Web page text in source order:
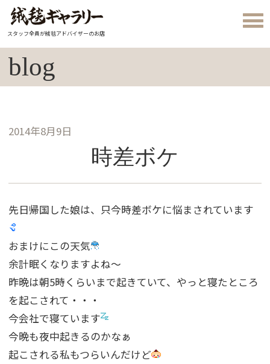
スタッフ全員が絨毯アドバイザーのお店
blog
2014年8月9日
時差ボケ
先日帰国した娘は、只今時差ボケに悩まされています
おまけにこの天気
余計眠くなりますよね〜
昨晩は朝5時くらいまで起きていて、やっと寝たところ
を起こされて・・・
今会社で寝ています
今晩も夜中起きるのかなぁ
起こされる私もつらいんだけど